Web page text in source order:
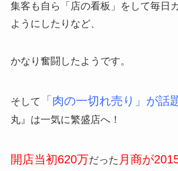
集客も自ら「店の看板」をして毎日
ようにしたりなど、
かなり奮闘したようです。
そして 「肉の一切れ売り」が話
丸』は一気に繁盛店へ！
開店当初620万だった 月商が